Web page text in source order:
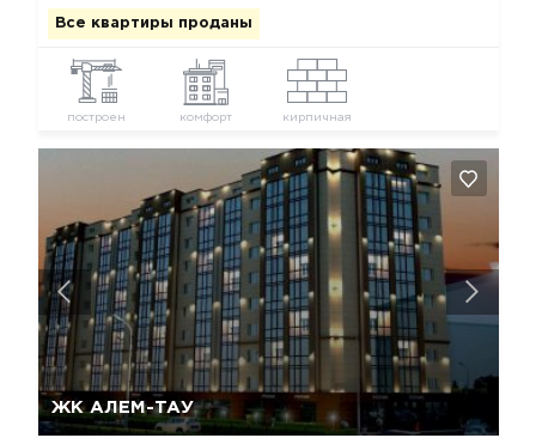
Все квартиры проданы
построен комфорт кирпичная
ЖК АЛЕМ-ТАУ